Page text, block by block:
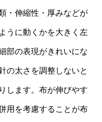
・伸縮性・厚みなどが
うに動くかを大きく左
部の表現がきれいにな
の太さを調整しないと
します。布が伸びやす
用を考慮することが布